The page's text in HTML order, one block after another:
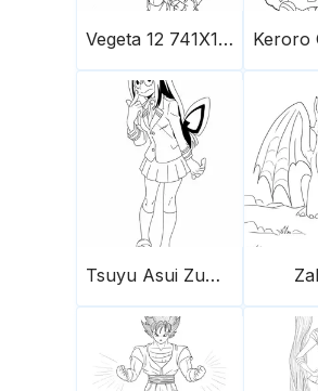
Vegeta 12 741X1024
Tsuyu Asui Zum Ausdrucken